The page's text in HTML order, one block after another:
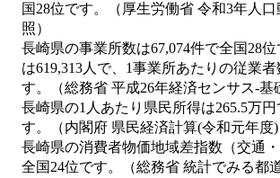
国28位です。（厚生労働省 令和3年人
照）
長崎県の事業所数は67,074件で全国28
は619,313人で、1事業所あたりの従業
す。（総務省 平成26年経済センサス‐基
長崎県の1人あたり県民所得は265.5万
す。（内閣府 県民経済計算(令和元年度)
長崎県の消費者物価地域差指数（交通
全国24位です。（総務省 統計でみる都